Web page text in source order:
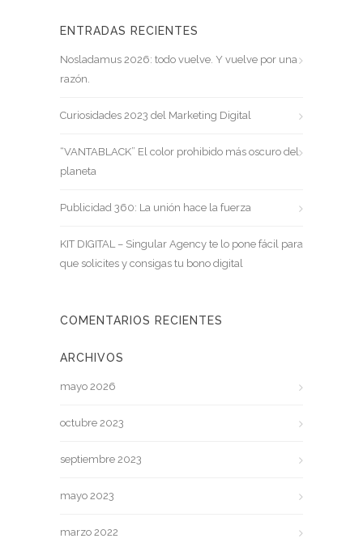
ENTRADAS RECIENTES
Nosladamus 2026: todo vuelve. Y vuelve por una
razón.
Curiosidades 2023 del Marketing Digital
“VANTABLACK” El color prohibido más oscuro del
planeta
Publicidad 360: La unión hace la fuerza
KIT DIGITAL – Singular Agency te lo pone fácil para
que solicites y consigas tu bono digital
COMENTARIOS RECIENTES
ARCHIVOS
mayo 2026
octubre 2023
septiembre 2023
mayo 2023
marzo 2022